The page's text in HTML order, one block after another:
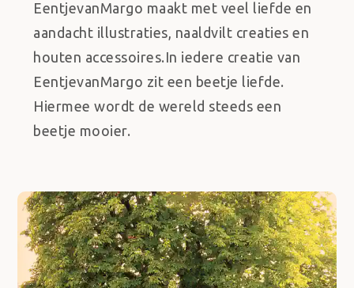
EentjevanMargo maakt met veel liefde en
aandacht illustraties, naaldvilt creaties en
houten accessoires.In iedere creatie van
EentjevanMargo zit een beetje liefde.
Hiermee wordt de wereld steeds een
beetje mooier.